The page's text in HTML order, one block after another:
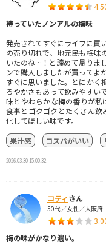
待っていたノンアルの梅味
発売されてすぐにライフに買
の売り切れで、地元民も梅味
いたのね…！と諦めて帰りま
ンで購入しましたが買ってよ
すぐに思いました。とにかく
ろやかさもあって飲みやすい
味とやわらかな梅の香りが
食事とゴクゴクとたくさん飲
化してほしい味です。
果汁感
コスパがいい
2026.03.30 15:00:32
コティさん
50代／女性／大阪府
梅の味がかなり濃い。